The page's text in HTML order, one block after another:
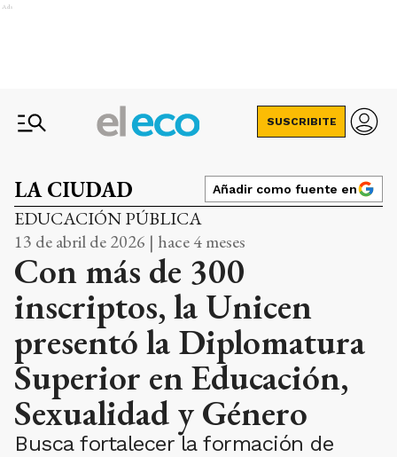
Ads
SUSCRIBITE
LA CIUDAD Añadir como fuente en
EDUCACIÓN PÚBLICA
13 de abril de 2026 | hace 4 meses
Con más de 300
inscriptos, la Unicen
presentó la Diplomatura
Superior en Educación,
Sexualidad y Género
Busca fortalecer la formación de